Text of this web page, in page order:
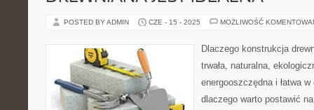
POSTED BY ADMIN CZE - 15 - 2025 MOŻLIWOŚĆ
Dlaczego konstrukcja
trwała, naturalna,
energooszczędna i łatwa
dlaczego warto postawić